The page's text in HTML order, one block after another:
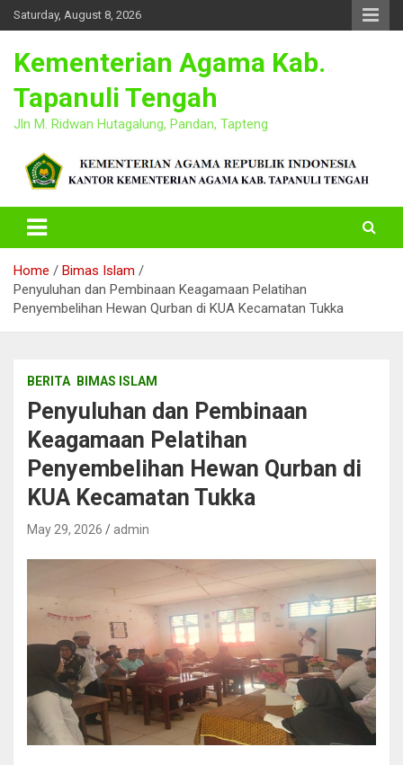
Skip
to
Saturday, August 8, 2026
Kementerian Agama Kab.
Tapanuli Tengah
Jln M. Ridwan Hutagalung, Pandan, Tapteng
Home
Bimas Islam
Penyuluhan dan Pembinaan Keagamaan Pelatihan
Penyembelihan Hewan Qurban di KUA Kecamatan Tukka
BERITA BIMAS ISLAM
Penyuluhan dan Pembinaan
Keagamaan Pelatihan
Penyembelihan Hewan Qurban di
KUA Kecamatan Tukka
May 29, 2026 admin